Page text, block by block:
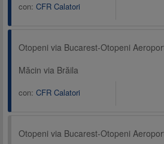
con: CFR Calatori
Otopeni via Bucarest-Otopeni
Măcin via Brăila
con: CFR Calatori
Otopeni via Bucarest-Otopeni